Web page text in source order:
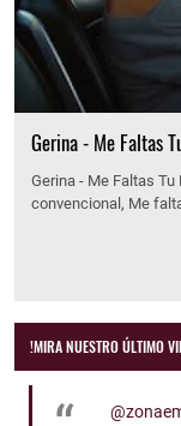
Gerina - Me Faltas
Gerina - Me Faltas
convencional, Me
!MIRA NUESTRO ÚLTIMO